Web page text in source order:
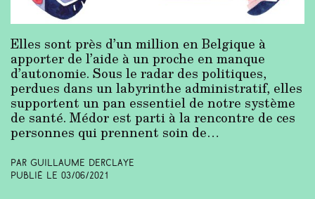
Elles sont près d’un million en Belgique à
apporter de l’aide à un proche en manque
d’autonomie. Sous le radar des politiques,
perdues dans un labyrinthe administratif, elles
supportent un pan essentiel de notre système
de santé. Médor est parti à la rencontre de ces
personnes qui prennent soin de…
Par Guillaume Derclaye
Publié le 03/06/2021